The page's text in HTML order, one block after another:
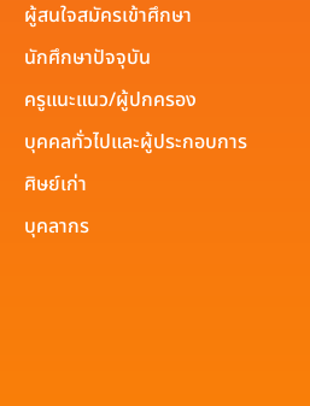
ผู้สนใจสมัครเข้าศึกษา
นักศึกษาปัจจุบัน
ครูแนะแนว/ผู้ปกครอง
บุคคลทั่วไปและผู้ประกอบการ
ศิษย์เก่า
บุคลากร